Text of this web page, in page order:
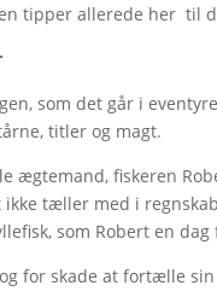
tipper allerede her til
som det går i
titler og magt.
ægtemand, fiskeren
tæller med i
som Robert en
for skade at fortælle